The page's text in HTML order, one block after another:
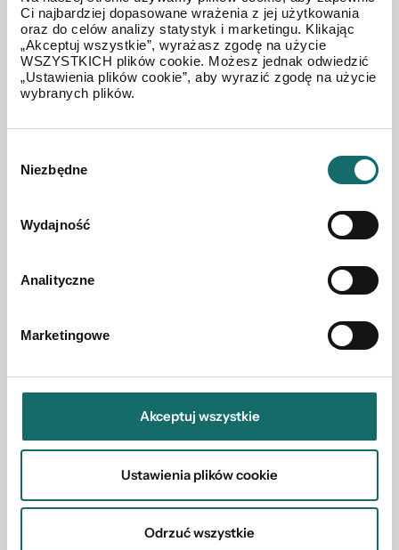
Ci najbardziej dopasowane wrażenia z jej użytkowania
oraz do celów analizy statystyk i marketingu. Klikając
„Akceptuj wszystkie”, wyrażasz zgodę na użycie
WSZYSTKICH plików cookie. Możesz jednak odwiedzić
„Ustawienia plików cookie”, aby wyrazić zgodę na użycie
wybranych plików.
zgody
Niezbędne
Wydajność
Analityczne
Marketingowe
Akceptuj wszystkie
Ustawienia plików cookie
Odrzuć wszystkie
Nowosady | 68 m²
120 000 PLN
Willa 200 m2 skraju Puszczy Knyszyńskiej